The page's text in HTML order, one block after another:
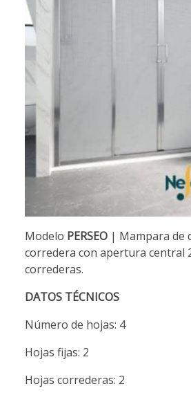
Modelo PERSEO | Mampara de
corredera con apertura central
correderas.
DATOS TÉCNICOS
Número de hojas: 4
Hojas fijas: 2
Hojas correderas: 2